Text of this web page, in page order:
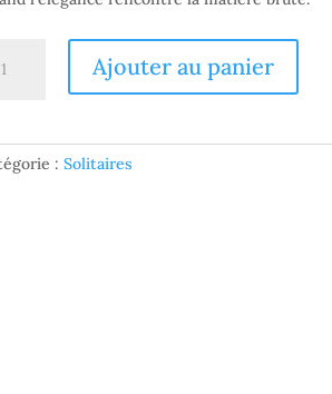
Ajouter au panier
:Solitaires